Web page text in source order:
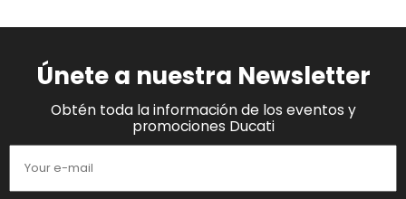
Únete a nuestra Newsletter
Obtén toda la información de los eventos y
promociones Ducati